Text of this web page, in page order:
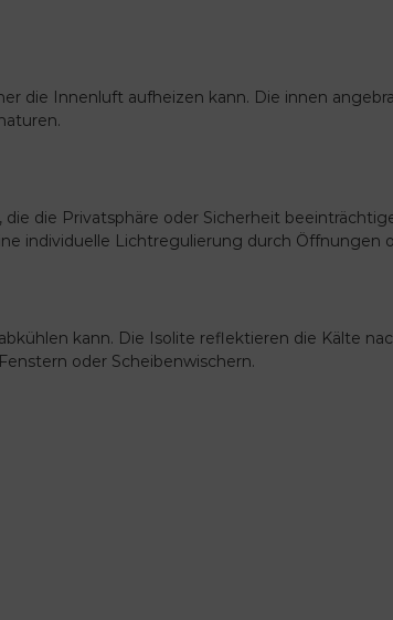
die Innenluft aufheizen kann. Die innen
die Privatsphäre oder Sicherheit
individuelle Lichtregulierung durch Öffnungen
kann. Die Isolite reflektieren die Kälte
oder Scheibenwischern.